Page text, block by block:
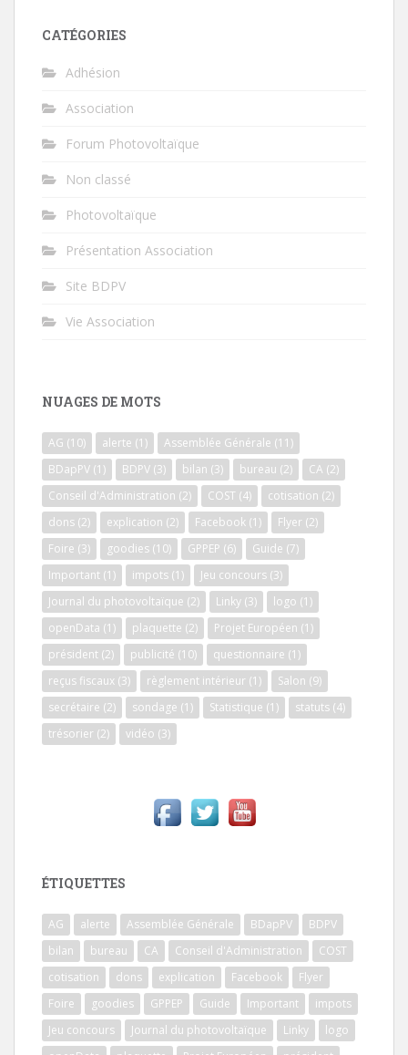
CATÉGORIES
Adhésion
Association
Forum Photovoltaïque
Non classé
Photovoltaïque
Présentation Association
Site BDPV
Vie Association
NUAGES DE MOTS
AG (10) alerte (1) Assemblée Générale (11)
BDapPV (1) BDPV (3) bilan (3) bureau (2) CA (2)
Conseil d'Administration (2) COST (4) cotisation (2)
dons (2) explication (2) Facebook (1) Flyer (2)
Foire (3) goodies (10) GPPEP (6) Guide (7)
Important (1) impots (1) Jeu concours (3)
Journal du photovoltaïque (2) Linky (3) logo (1)
openData (1) plaquette (2) Projet Européen (1)
président (2) publicité (10) questionnaire (1)
reçus fiscaux (3) règlement intérieur (1) Salon (9)
secrétaire (2) sondage (1) Statistique (1) statuts (4)
trésorier (2) vidéo (3)
ÉTIQUETTES
AG alerte Assemblée Générale BDapPV
BDPV
bilan
bureau CA Conseil d'Administration
COST
cotisation
dons explication Facebook
Flyer
Foire
goodies GPPEP Guide Important
impots
Jeu concours
Journal du photovoltaïque Linky
logo